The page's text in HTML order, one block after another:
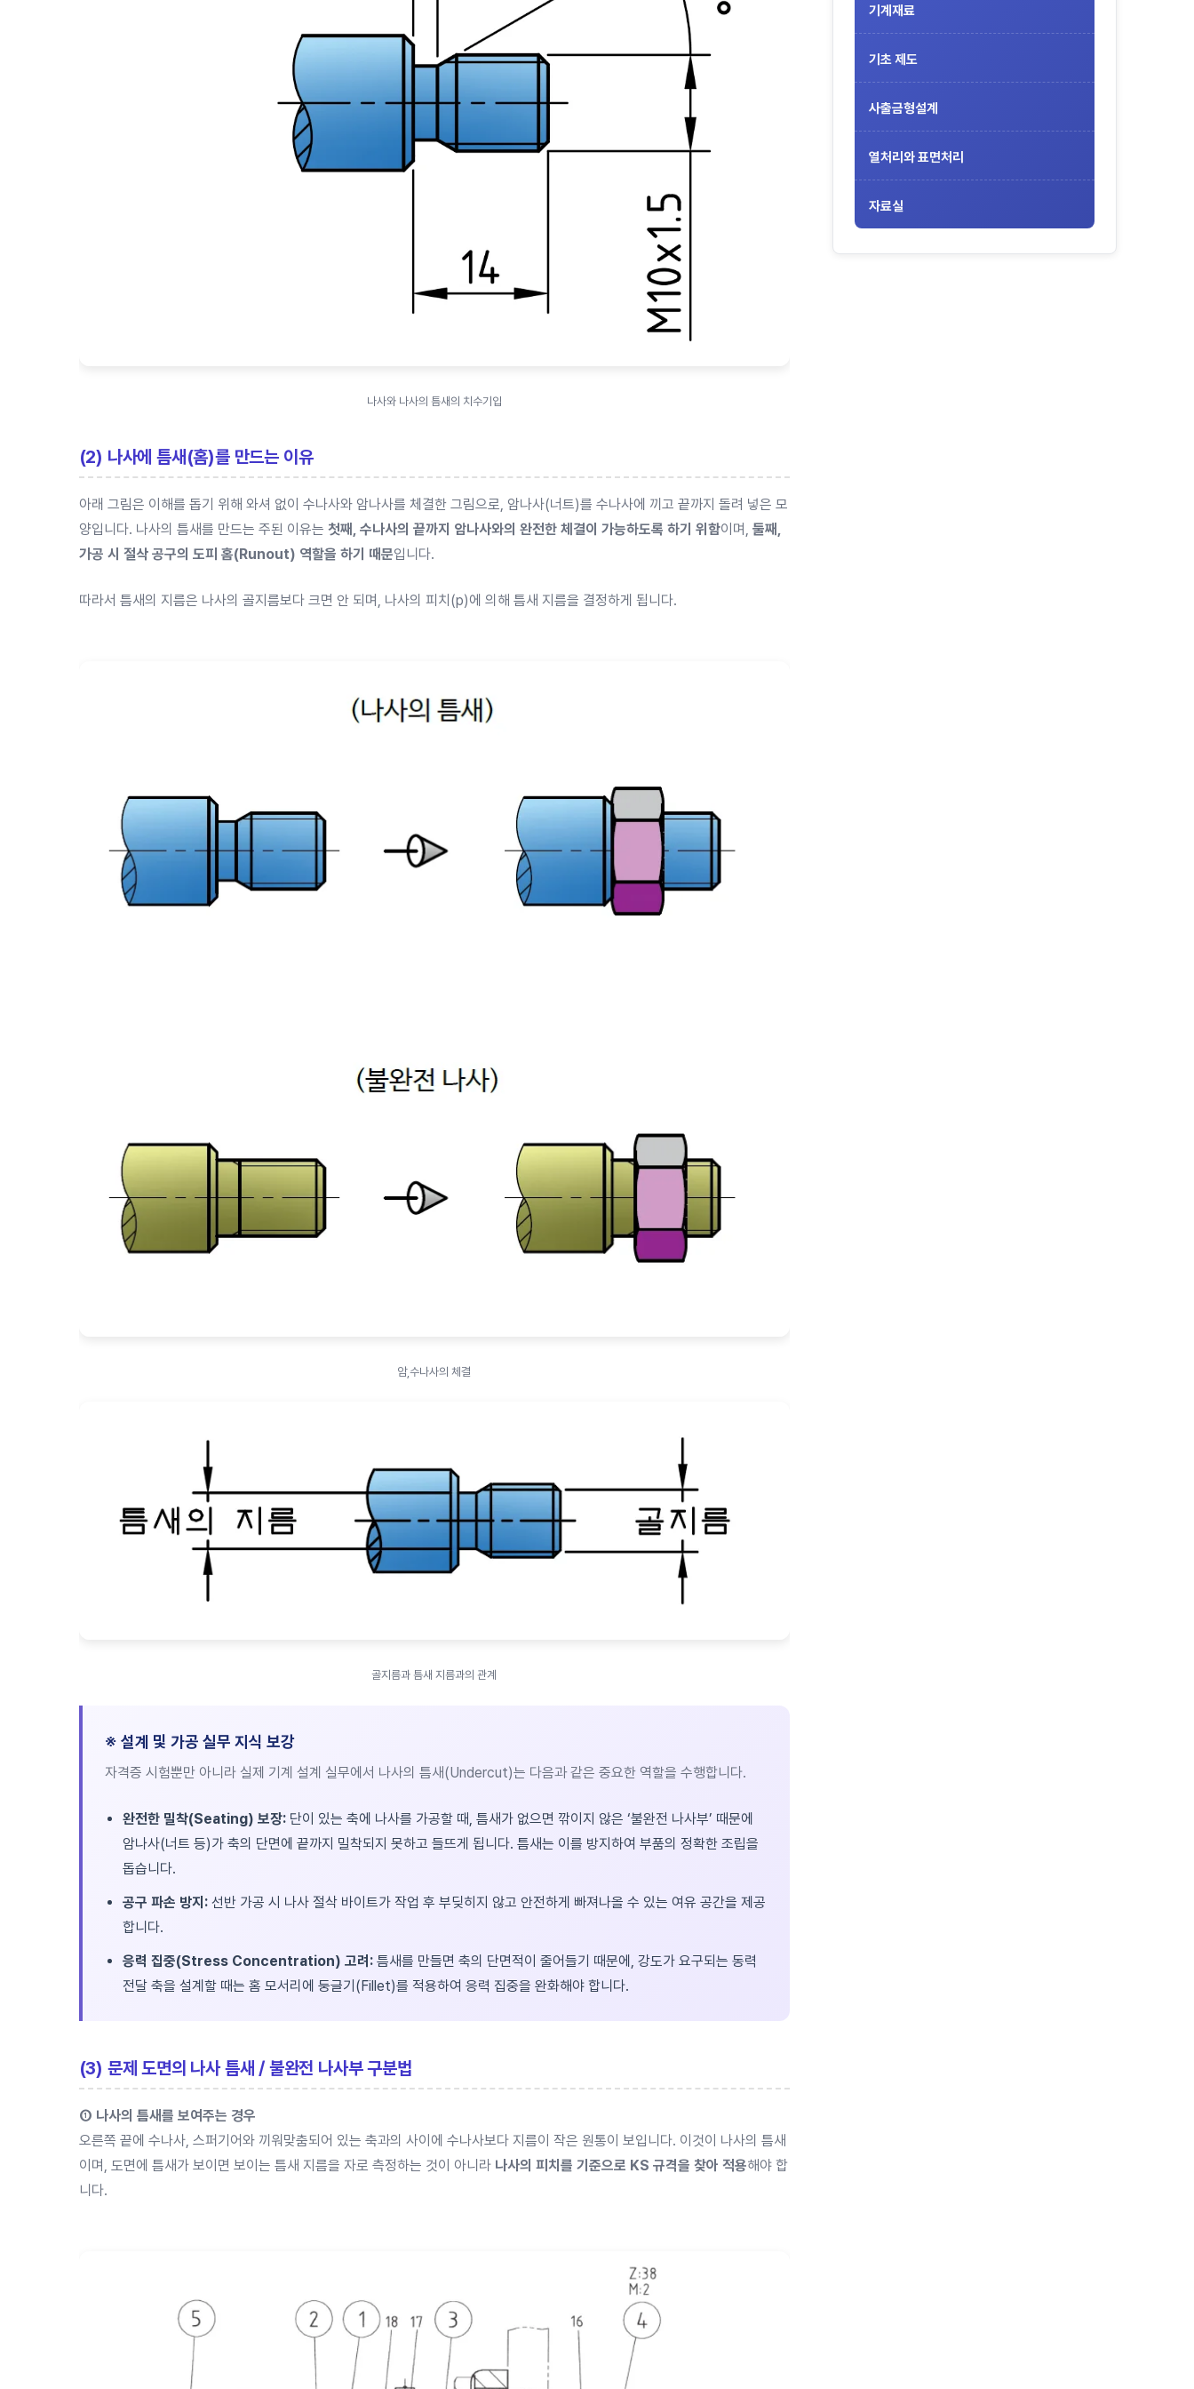
나사와 나사의 틈새의 치수기입
(2) 나사에 틈새(홈)를 만드는 이유
아래 그림은 이해를 돕기 위해 와셔 없이 수나사와 암나사를 체결한 그림으로, 암나사(너트)를 수나사에 끼고 끝까지 돌려 넣은 모
양입니다. 나사의 틈새를 만드는 주된 이유는 첫째, 수나사의 끝까지 암나사와의 완전한 체결이 가능하도록 하기 위함이며, 둘째,
가공 시 절삭 공구의 도피 홈(Runout) 역할을 하기 때문입니다.
따라서 틈새의 지름은 나사의 골지름보다 크면 안 되며, 나사의 피치(p)에 의해 틈새 지름을 결정하게 됩니다.
암,수나사의 체결
골지름과 틈새 지름과의 관계
※ 설계 및 가공 실무 지식 보강
자격증 시험뿐만 아니라 실제 기계 설계 실무에서 나사의 틈새(Undercut)는 다음과 같은 중요한 역할을 수행합니다.
완전한 밀착(Seating) 보장:단이 있는 축에 나사를 가공할 때, 틈새가 없으면 깎이지 않은 ‘불완전 나사부’ 때문에
암나사(너트 등)가 축의 단면에 끝까지 밀착되지 못하고 들뜨게 됩니다. 틈새는 이를 방지하여 부품의 정확한 조립을
돕습니다.
공구 파손 방지:선반 가공 시 나사 절삭 바이트가 작업 후 부딪히지 않고 안전하게 빠져나올 수 있는 여유 공간을 제공
합니다.
응력 집중(Stress Concentration) 고려:틈새를 만들면 축의 단면적이 줄어들기 때문에, 강도가 요구되는 동력
전달 축을 설계할 때는 홈 모서리에 둥글기(Fillet)를 적용하여 응력 집중을 완화해야 합니다.
(3) 문제 도면의 나사 틈새 / 불완전 나사부 구분법
① 나사의 틈새를 보여주는 경우
오른쪽 끝에 수나사, 스퍼기어와 끼워맞춤되어 있는 축과의 사이에 수나사보다 지름이 작은 원통이 보입니다. 이것이 나사의 틈새
이며, 도면에 틈새가 보이면 보이는 틈새 지름을 자로 측정하는 것이 아니라 나사의 피치를 기준으로 KS 규격을 찾아 적용해야 합
니다.
기계재료
기초 제도
사출금형설계
열처리와 표면처리
자료실